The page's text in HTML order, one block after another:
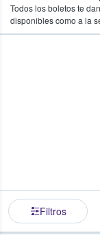
Todos los boletos te
disponibles como a la
Filtros